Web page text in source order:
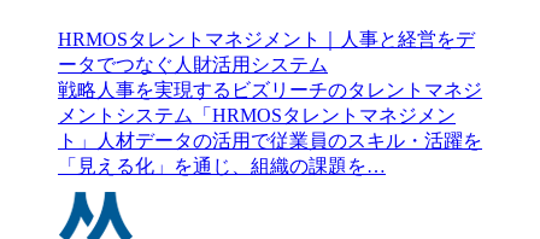
HRMOSタレントマネジメント｜人事と経営をデ
ータでつなぐ人財活用システム
戦略人事を実現するビズリーチのタレントマネジ
メントシステム「HRMOSタレントマネジメン
ト」人材データの活用で従業員のスキル・活躍を
「見える化」を通じ、組織の課題を…